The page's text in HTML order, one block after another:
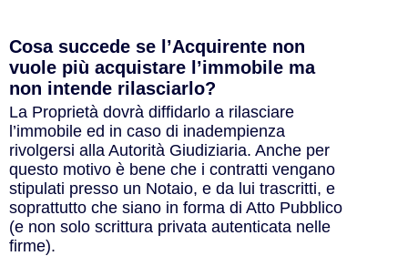
Cosa succede se l’Acquirente non
vuole più acquistare l’immobile ma
non intende rilasciarlo?
La Proprietà dovrà diffidarlo a rilasciare
l’immobile ed in caso di inadempienza
rivolgersi alla Autorità Giudiziaria. Anche per
questo motivo è bene che i contratti vengano
stipulati presso un Notaio, e da lui trascritti, e
soprattutto che siano in forma di Atto Pubblico
(e non solo scrittura privata autenticata nelle
firme).